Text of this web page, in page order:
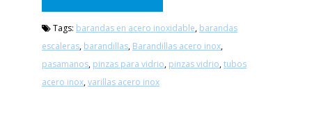
Tags: barandas en acero inoxidable, barandas
escaleras, barandillas, Barandillas acero inox,
pasamanos, pinzas para vidrio, pinzas vidrio,tubos
acero inox,varillas acero inox